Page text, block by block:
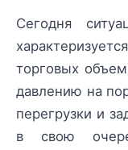
Сегодня
торговых
давлению на
перегрузки и
в свою